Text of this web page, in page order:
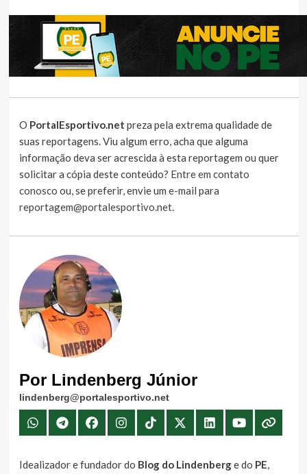
O PortalEsportivo.net preza pela extrema qualidade de
suas reportagens. Viu algum erro, acha que alguma
informação deva ser acrescida à esta reportagem ou quer
solicitar a cópia deste conteúdo? Entre em contato
conosco ou, se preferir, envie um e-mail para
reportagem@portalesportivo.net.
Por Lindenberg Júnior
lindenberg@portalesportivo.net
Idealizador e fundador do Blog do Lindenberge do PE,